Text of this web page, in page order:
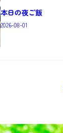
本日の夜ご飯
2026-08-01